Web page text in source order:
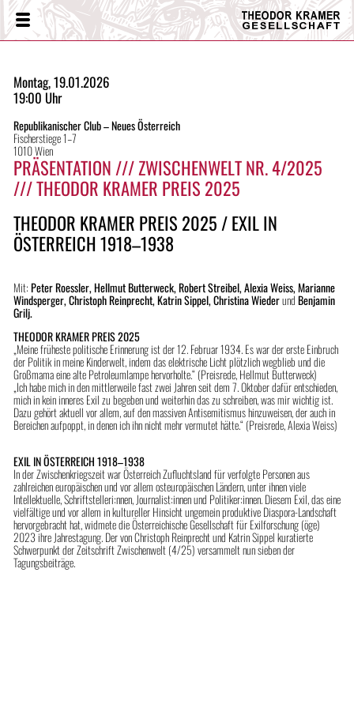
Theodor
Kramer
Menü
Montag, 19.01.2026
19:00 Uhr
Republikanischer Club – Neues Österreich
Fischerstiege 1–7
1010 Wien
PRÄSENTATION /// ZWISCHENWELT NR. 4/2025
/// THEODOR KRAMER PREIS 2025
THEODOR KRAMER PREIS 2025 / EXIL IN
ÖSTERREICH 1918–1938
Mit:Peter Roessler, Hellmut Butterweck, Robert Streibel, Alexia Weiss, Marianne
Windsperger, Christoph Reinprecht, Katrin Sippel, Christina WiederundBenjamin
Grilj.
THEODOR KRAMER PREIS 2025
„Meine früheste politische Erinnerung ist der 12. Februar 1934. Es war der erste Einbruch
der Politik in meine Kinderwelt, indem das elektrische Licht plötzlich wegblieb und die
Großmama eine alte Petroleumlampe hervorholte.“ (Preisrede, Hellmut Butterweck)
„Ich habe mich in den mittlerweile fast zwei Jahren seit dem 7. Oktober dafür entschieden,
mich in kein inneres Exil zu begeben und weiterhin das zu schreiben, was mir wichtig ist.
Dazu gehört aktuell vor allem, auf den massiven Antisemitismus hinzuweisen, der auch in
Bereichen aufpoppt, in denen ich ihn nicht mehr vermutet hätte.“ (Preisrede, Alexia Weiss)
EXIL IN ÖSTERREICH 1918–1938
In der Zwischenkriegszeit war Österreich Zufluchtsland für verfolgte Personen aus
zahlreichen europäischen und vor allem osteuropäischen Ländern, unter ihnen viele
Intellektuelle, Schriftstelleri:nnen, Journalist:innen und Politiker:innen. Diesem Exil, das eine
vielfältige und vor allem in kultureller Hinsicht ungemein produktive Diaspora-Landschaft
hervorgebracht hat, widmete die Österreichische Gesellschaft für Exilforschung (öge)
2023 ihre Jahrestagung. Der von Christoph Reinprecht und Katrin Sippel kuratierte
Schwerpunkt der Zeitschrift Zwischenwelt (4/25) versammelt nun sieben der
Tagungsbeiträge.